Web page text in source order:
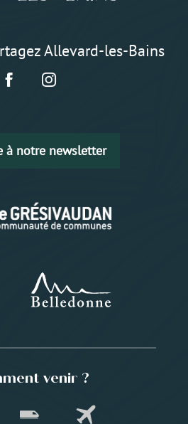
Allevard-les-Bains
à notre newsletter
venir ?